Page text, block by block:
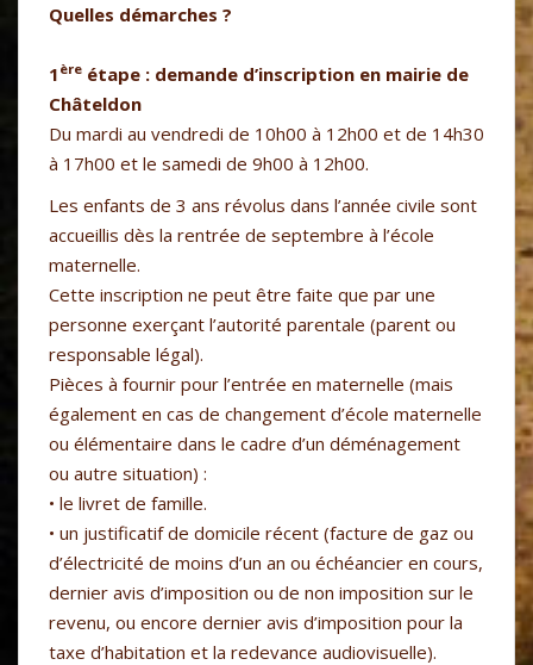
Quelles démarches ?
1 ère étape : demande d’inscription en mairie de
Châteldon
Du mardi au vendredi de 10h00 à 12h00 et de 14h30
à 17h00 et le samedi de 9h00 à 12h00.
Les enfants de 3 ans révolus dans l’année civile sont
accueillis dès la rentrée de septembre à l’école
maternelle.
Cette inscription ne peut être faite que par une
personne exerçant l’autorité parentale (parent ou
responsable légal).
Pièces à fournir pour l’entrée en maternelle (mais
également en cas de changement d’école maternelle
ou élémentaire dans le cadre d’un déménagement
ou autre situation) :
• le livret de famille.
• un justificatif de domicile récent (facture de gaz ou
d’électricité de moins d’un an ou échéancier en cours,
dernier avis d’imposition ou de non imposition sur le
revenu, ou encore dernier avis d’imposition pour la
taxe d’habitation et la redevance audiovisuelle).